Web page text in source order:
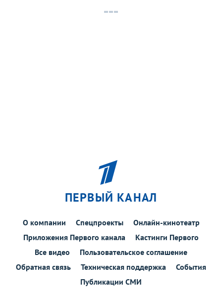
ПЕРВЫЙ КАНАЛ
О компании Спецпроекты
Онлайн-кинотеатр
Приложения Первого канала
Кастинги Первого
Все видео
Пользовательское соглашение
Обратная связь
Техническая поддержка
События
Публикации СМИ